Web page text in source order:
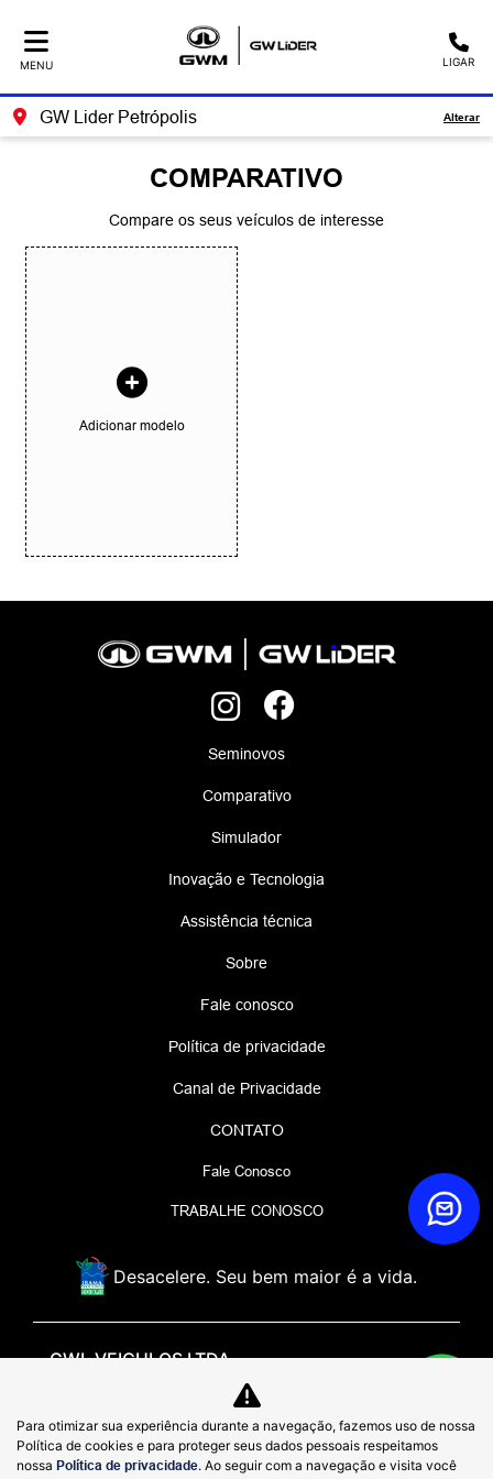
MENU LIGAR
GW Lider Petrópolis Alterar
COMPARATIVO
Compare os seus veículos de interesse
Adicionar modelo
Seminovos
Comparativo
Simulador
Inovação e Tecnologia
Assistência técnica
Sobre
Fale conosco
Política de privacidade
Canal de Privacidade
CONTATO
Fale Conosco
TRABALHE CONOSCO
Desacelere. Seu bem maior é a vida.
GWL VEICULOS LTDA
Rua General Rondon, 1500, de 384 ao fim - lado par -
Quitandinha, - 25650-028
Para otimizar sua experiência durante a navegação, fazemos uso de nossa
Política de cookies e para proteger seus dados pessoais respeitamos
nossa Política de privacidade. Ao seguir com a navegação e visita você